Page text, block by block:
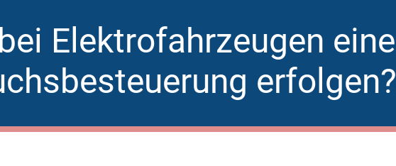
Elektrofahrzeugen eine
erfolgen?